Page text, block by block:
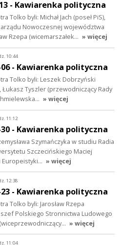
- Kawiarenka polityczna
Tolko byli: Michał Jach (poseł PiS),
Nowoczesnej województwa
Rzepa (wicemarszałek… » więcej
10:44
06 - Kawiarenka polityczna
Tolko byli: Leszek Dobrzyński
Łukasz Tyszler (przewodniczący Rady
» więcej
11:12
30 - Kawiarenka polityczna
Szymańczyka w studiu Radia
Szczecińskiego Maciej
Europeistyki… » więcej
12:38
23 - Kawiarenka polityczna
Tolko byli: Jarosław Rzepa
Polskiego Stronnictwa Ludowego
» więcej
11:04